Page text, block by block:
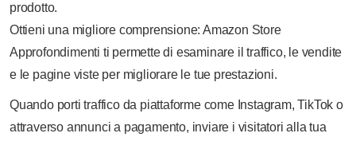
prodotto.
Ottieni una migliore comprensione: Amazon Store
Approfondimenti ti permette di esaminare il traffico, le vendite
e le pagine viste per migliorare le tue prestazioni.
Quando porti traffico da piattaforme come Instagram, TikTok o
attraverso annunci a pagamento, inviare i visitatori alla tua